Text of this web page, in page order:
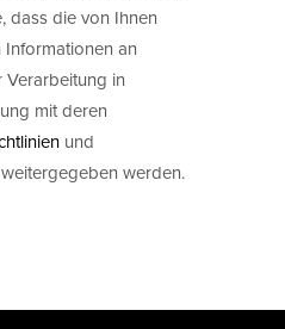
dass die von Ihnen
an
Verarbeitung in
mit deren
und
weitergegeben werden.